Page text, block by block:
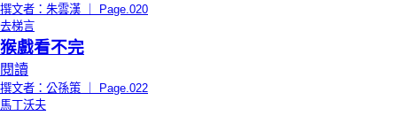
撰文者：朱雲漢 ｜ Page.020
去梯言
猴戲看不完
閱讀
撰文者：公孫策 ｜ Page.022
馬丁沃夫